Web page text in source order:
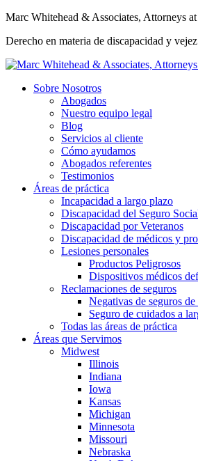
Marc Whitehead & Associates, Attorneys
Derecho en materia de discapacidad y
Sobre Nosotros
Abogados
Nuestro equipo legal
Blog
Servicios al cliente
Cómo ayudamos
Abogados referentes
Testimonios
Áreas de práctica
Incapacidad a largo plazo
Discapacidad del Seguro
Discapacidad por Veteranos
Discapacidad de médicos y
Lesiones personales
Productos Peligrosos
Dispositivos médicos
Reclamaciones de seguros
Negativas de seguros de
Seguro de cuidados a
Todas las áreas de práctica
Áreas que Servimos
Midwest
Illinois
Indiana
Iowa
Kansas
Michigan
Minnesota
Missouri
Nebraska